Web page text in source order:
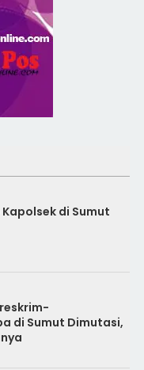
di Sumut
di Sumut Dimutasi,